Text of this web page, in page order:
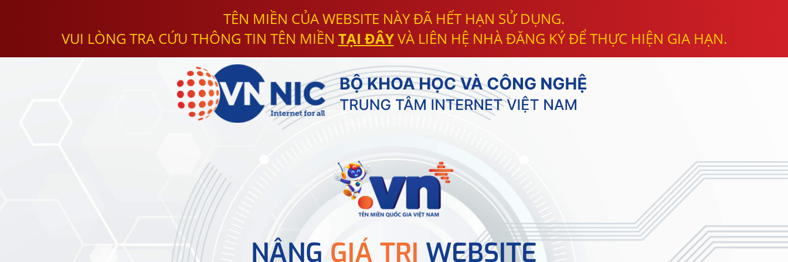
TÊN MIỀN CỦA WEBSITE NÀY ĐÃ HẾT HẠN SỬ DỤNG.
VUI LÒNG TRA CỨU THÔNG TIN TÊN MIỀN TẠI ĐÂYVÀ LIÊN HỆ NHÀ ĐĂNG KÝ ĐỂ THỰC HIỆN GIA HẠN.
NÂNG GIÁ TRỊ WEBSITE